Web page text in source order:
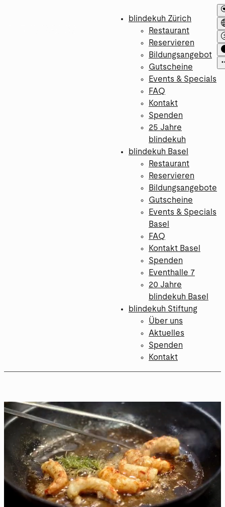
blindekuh Zürich
Restaurant
Reservieren
Bildungsangebot
Gutscheine
Events & Specials
FAQ
Kontakt
Spenden
25 Jahre
blindekuh
blindekuh Basel
Restaurant
Reservieren
Bildungsangebote
Gutscheine
Events & Specials
Basel
FAQ
Kontakt Basel
Spenden
Eventhalle 7
20 Jahre
blindekuh Basel
blindekuh Stiftung
Über uns
Aktuelles
Spenden
Kontakt